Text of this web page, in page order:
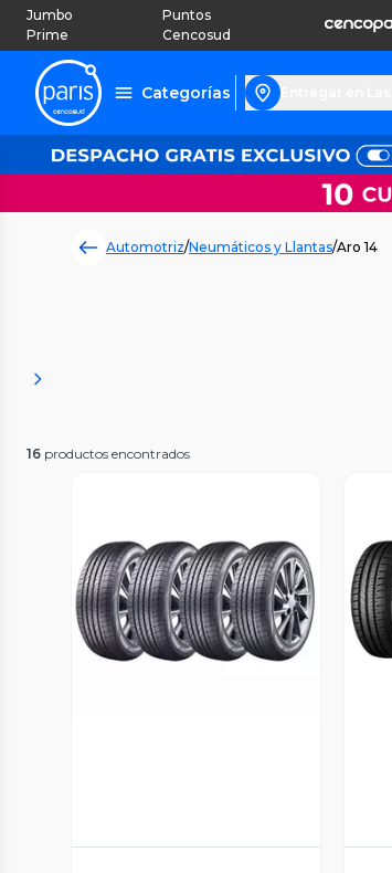
Jumbo
Prime
Puntos
Cencosud
Categorías
Automotriz/Neumáticos y Llantas/Aro 14
16 productos encontrados
Vista Previa